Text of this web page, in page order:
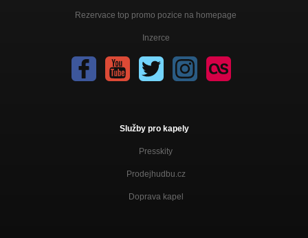
Rezervace top promo pozice na homepage
Inzerce
Služby pro kapely
Presskity
Prodejhudbu.cz
Doprava kapel